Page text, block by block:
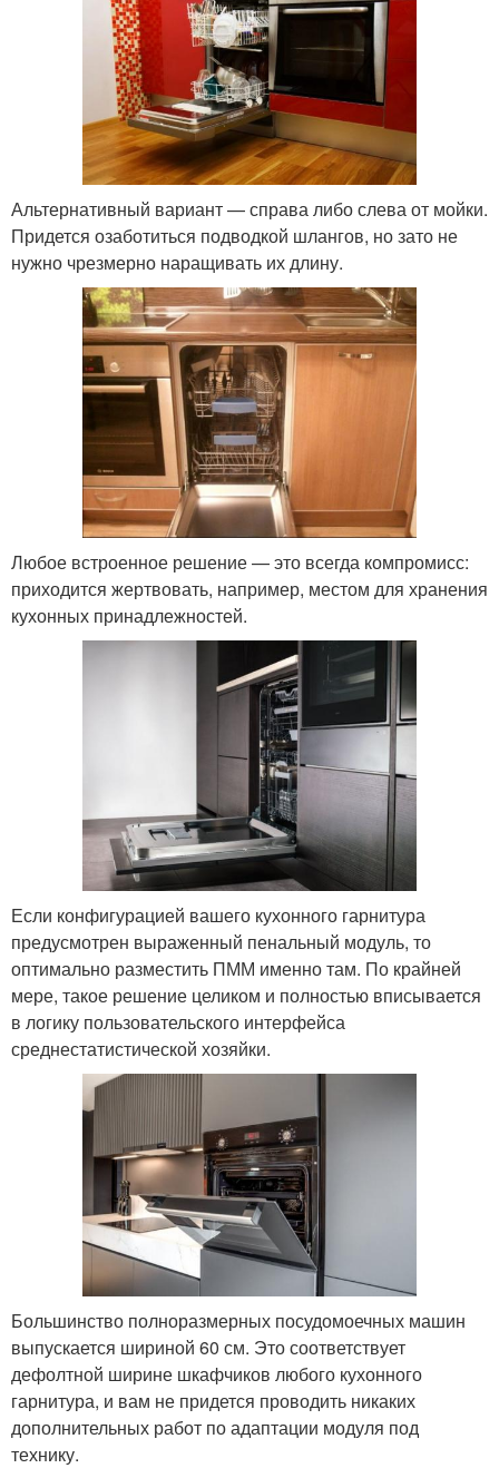
Альтернативный вариант — справа либо слева от мойки.
Придется озаботиться подводкой шлангов, но зато не
нужно чрезмерно наращивать их длину.
Любое встроенное решение — это всегда компромисс:
приходится жертвовать, например, местом для хранения
кухонных принадлежностей.
Если конфигурацией вашего кухонного гарнитура
предусмотрен выраженный пенальный модуль, то
оптимально разместить ПММ именно там. По крайней
мере, такое решение целиком и полностью вписывается
в логику пользовательского интерфейса
среднестатистической хозяйки.
Большинство полноразмерных посудомоечных машин
выпускается шириной 60 см. Это соответствует
дефолтной ширине шкафчиков любого кухонного
гарнитура, и вам не придется проводить никаких
дополнительных работ по адаптации модуля под
технику.